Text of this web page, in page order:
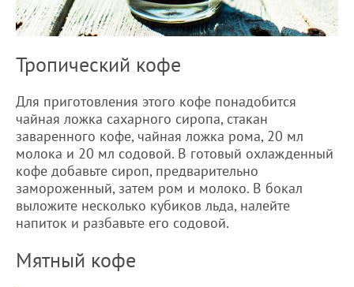
Тропический кофе
Для приготовления этого кофе понадобится
чайная ложка сахарного сиропа, стакан
заваренного кофе, чайная ложка рома, 20 мл
молока и 20 мл содовой. В готовый охлажденный
кофе добавьте сироп, предварительно
замороженный, затем ром и молоко. В бокал
выложите несколько кубиков льда, налейте
напиток и разбавьте его содовой.
Мятный кофе